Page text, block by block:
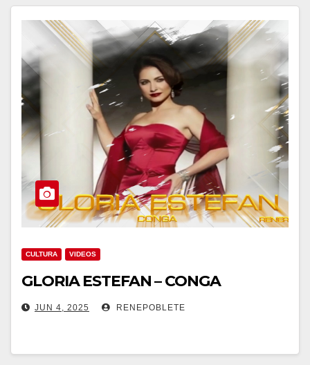
CULTURA VIDEOS
GLORIA ESTEFAN – CONGA
JUN 4, 2025 RENEPOBLETE